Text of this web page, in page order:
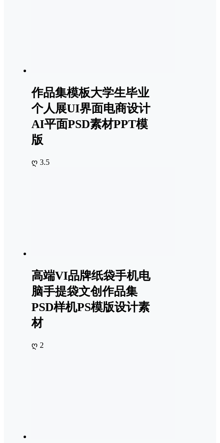
作品集模板大学生毕业
个人展UI界面电商设计
AI平面PSD素材PPT模
版
ღ 3.5
高端VI品牌纸袋手机电
脑手提袋文创作品集
PSD样机PS模版设计素
材
ღ 2